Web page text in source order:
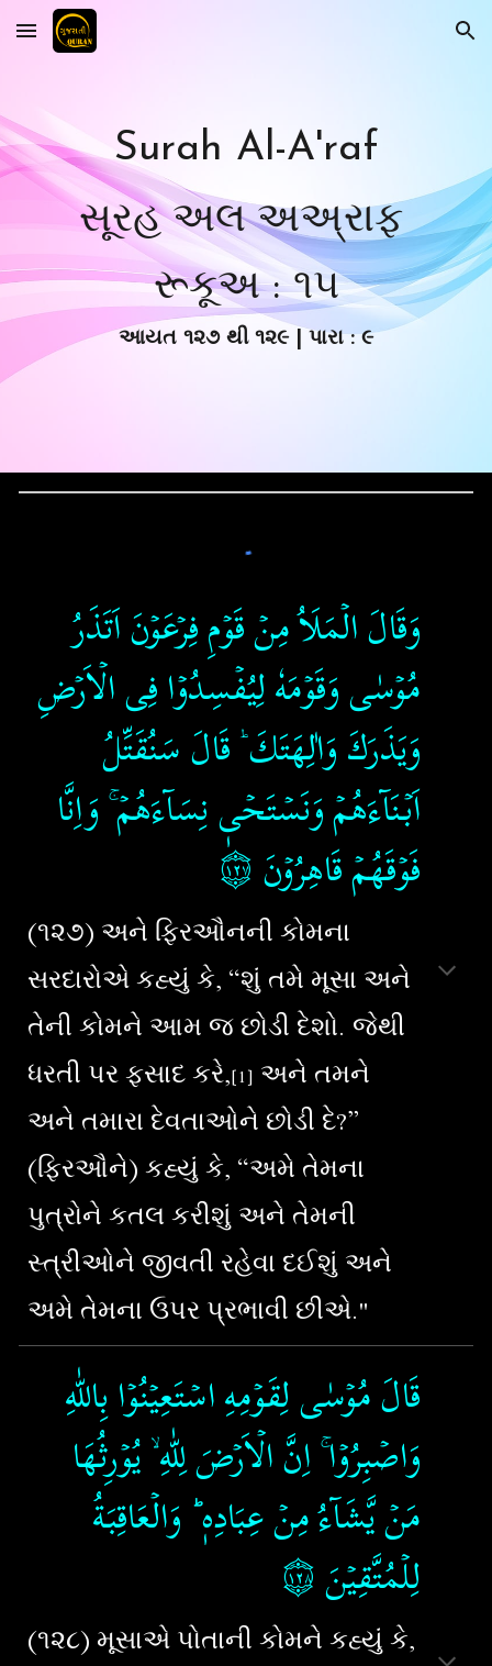
Skip to main content Skip to navigation
Surah Al-A'raf
સૂરહ અલ અઅ્રાફ
રૂકૂઅ : ૧૫
આયત ૧૨૭થી ૧૨૯ | પારા : ૯
وَقَالَ الۡمَلَاُ مِنۡ قَوۡمِ فِرۡعَوۡنَ اَتَذَرُ
مُوۡسٰى وَقَوۡمَهٗ لِيُفۡسِدُوۡا فِى الۡاَرۡضِ
وَيَذَرَكَ وَاٰلِهَتَكَ​ ؕ قَالَ سَنُقَتِّلُ
اَبۡنَآءَهُمۡ وَنَسۡتَحۡىٖ نِسَآءَهُمۡ​ ۚ وَاِنَّا
فَوۡقَهُمۡ قَاهِرُوۡنَ‏۝١٢٧
(૧૨૭) અને ફિરઔનની કોમના
સરદારોએ કહ્યું કે, “શું તમે મૂસા અને
તેની કોમને આમ જ છોડી દેશો. જેથી
ધરતી પર ફસાદ કરે,[1] અને તમને
અને તમારા દેવતાઓને છોડી દે?”
(ફિરઔને) કહ્યું કે, “અમે તેમના
પુત્રોને કતલ કરીશું અને તેમની
સ્ત્રીઓને જીવતી રહેવા દઈશું અને
અમે તેમના ઉપર પ્રભાવી છીએ."
قَالَ مُوۡسٰى لِقَوۡمِهِ اسۡتَعِيۡنُوۡا بِاللّٰهِ
وَاصۡبِرُوۡا​ ۚ اِنَّ الۡاَرۡضَ لِلّٰهِ ۙ يُوۡرِثُهَا
مَنۡ يَّشَآءُ مِنۡ عِبَادِهٖ​ ؕ وَالۡعَاقِبَةُ
لِلۡمُتَّقِيۡنَ‏۝١٢٨
(૧૨૮) મૂસાએ પોતાની કોમને કહ્યું કે,